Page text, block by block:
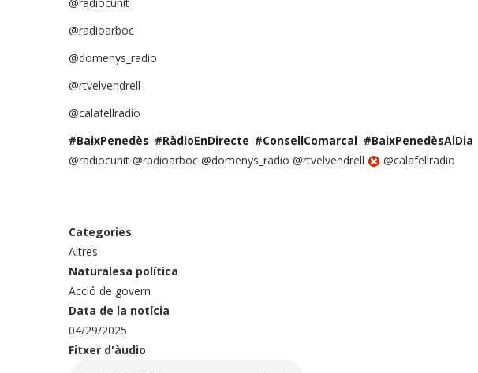
@radioarboc
@domenys_radio
@rtvelvendrell
@calafellradio
#BaixPenedès #RàdioEnDirecte #ConsellComarcal #BaixPenedèsAlDia
@radiocunit @radioarboc @domenys_radio @rtvelvendrell
@calafellradio
Categories
Altres
Naturalesa política
Acció de govern
Data de la notícia
04/29/2025
Fitxer d'àudio